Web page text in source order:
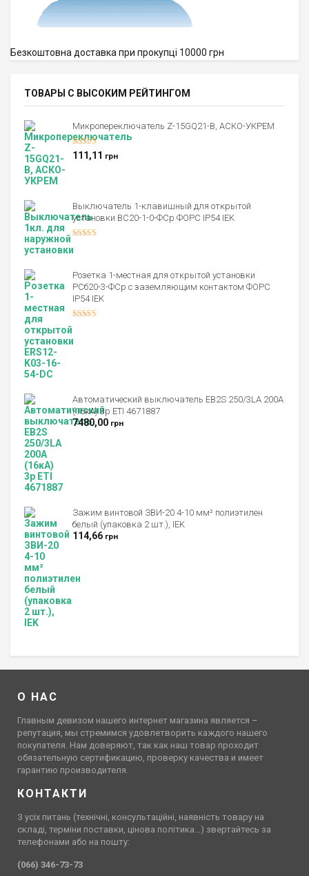
Безкоштовна доставка при прокупці 10000 грн
ТОВАРЫ С ВЫСОКИМ РЕЙТИНГОМ
Микропереключатель Z-15GQ21-B, АСКО-УКРЕМ
Оценка5.00
из 5
111,11 грн
Выключатель 1-клавишный для открытой
установки ВС20-1-0-ФСр ФОРС IP54 IEK
4.00
Розетка 1-местная для открытой установки
РСб20-3-ФСр с заземляющим контактом ФОРС
IP54 IEK
Автоматический выключатель EB2S 250/3LА 200А
(16кА) 3p ETI 4671887
7480,00 грн
Зажим винтовой ЗВИ-20 4-10 мм² полиэтилен
белый (упаковка 2 шт.), IEK
114,66 грн
О НАС
Главным девизом нашего интернет магазина является –
репутация, мы стремимся удовлетворить каждого нашего
покупателя. Нам доверяют, так как наш товар проходит
обязательную сертификацию, проверку качества и имеет
гарантию производителя.
КОНТАКТИ
З усіх питань (технічні, консультаційні, наявність товару на
складі, терміни поставки, цінова політика…) звертайтесь за
телефонами або на пошту:
(066) 346-73-73